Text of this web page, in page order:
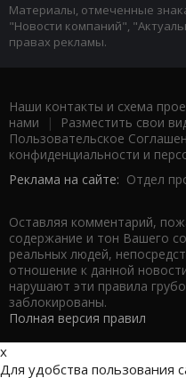
Материалы, отмеченные
"Новости компаний",
правах рекламы.
Наши контакты и схема
нами | Разместить свои
Пользовательское
конфиденциальности и
Реклама на сайте: Отдел
Оставляя комментарий,
содержание и тон Вашего
реальных людей,
отношение к данной
нарушают эти правила
заблокированы.
Полная версия правил
x
Для удобства пользования